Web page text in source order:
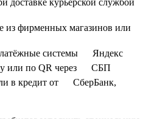
доставке курьерской службой
из фирменных магазинов или
системы
Яндекс
или по QR через
СБП
в кредит от
СберБанк,